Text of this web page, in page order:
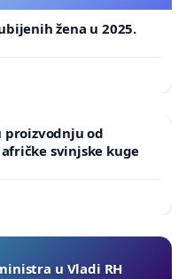
žena u 2025.
od
svinjske kuge
u Vladi RH